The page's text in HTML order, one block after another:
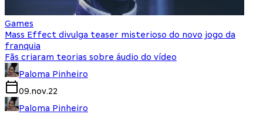
Games
Mass Effect divulga teaser misterioso do novo jogo da
franquia
Fãs criaram teorias sobre áudio do vídeo
Paloma Pinheiro
09.nov.22
Paloma Pinheiro